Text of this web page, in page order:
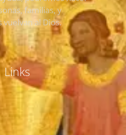
familias, y
al Dios.
Links